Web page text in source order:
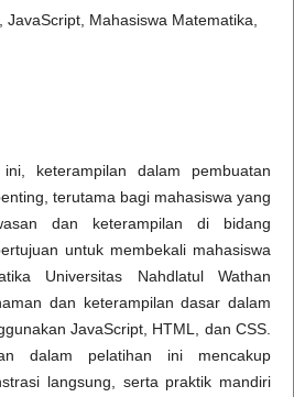
JavaScript, Mahasiswa Matematika,
keterampilan dalam pembuatan
terutama bagi mahasiswa yang
dan keterampilan di bidang
untuk membekali mahasiswa
Universitas Nahdlatul Wathan
dan keterampilan dasar dalam
JavaScript, HTML, dan CSS.
dalam pelatihan ini mencakup
langsung, serta praktik mandiri